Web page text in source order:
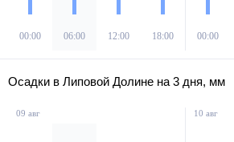
00:00 06:00 12:00 18:00 00:00
Осадки в Липовой Долине на 3 дня, мм
09 авг 10 авг